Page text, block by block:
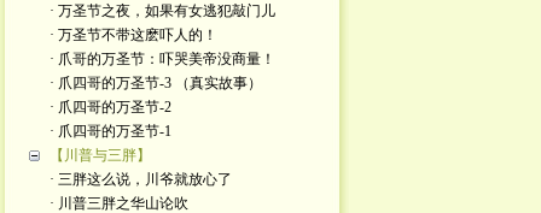
· 万圣节之夜，如果有女逃犯敲门儿
· 万圣节不带这麽吓人的！
· 爪哥的万圣节：吓哭美帝没商量！
· 爪四哥的万圣节-3 （真实故事）
· 爪四哥的万圣节-2
· 爪四哥的万圣节-1
【川普与三胖】
· 三胖这么说，川爷就放心了
· 川普三胖之华山论吹